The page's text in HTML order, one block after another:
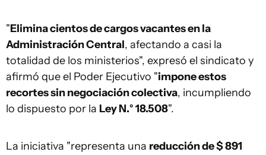
"Elimina cientos de cargos vacantes en la
Administración Central, afectando a casi la
totalidad de los ministerios", expresó el sindicato y
afirmó que el Poder Ejecutivo "impone estos
recortes sin negociación colectiva, incumpliendo
lo dispuesto por la Ley N.° 18.508".
La iniciativa "representa una reducción de $ 891